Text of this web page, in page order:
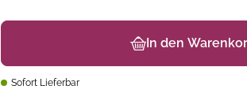
In den
Sofort Lieferbar